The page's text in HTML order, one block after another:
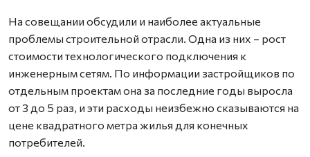
На совещании обсудили и наиболее актуальные
проблемы строительной отрасли. Одна из них – рост
стоимости технологического подключения к
инженерным сетям. По информации застройщиков по
отдельным проектам она за последние годы выросла
от 3 до 5 раз, и эти расходы неизбежно сказываются на
цене квадратного метра жилья для конечных
потребителей.